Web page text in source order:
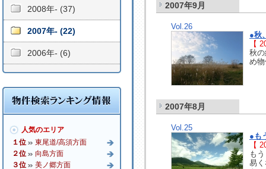
2007年9月
Vol.26
●秋
【
秋
め
2007年8月
Vol.25
●も
【
も
易
2008年- (37)
2007年- (22)
2006年- (6)
人気のエリア
１位
東尾道/高須方面
２位
向島方面
３位
美ノ郷方面